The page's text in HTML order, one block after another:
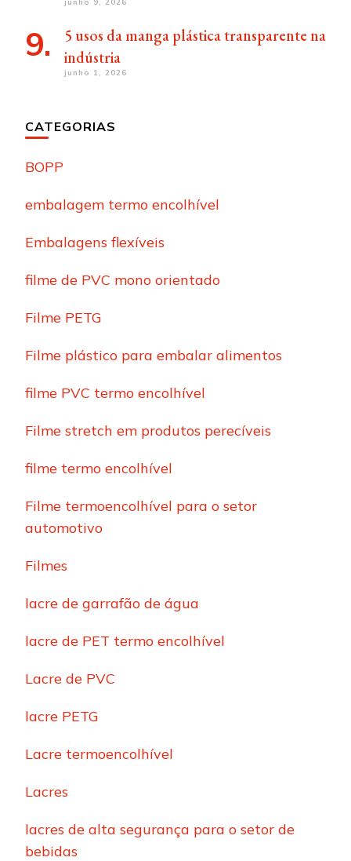
5 usos da manga plástica transparente na
indústria
junho 1, 2026
CATEGORIAS
BOPP
embalagem termo encolhível
Embalagens flexíveis
filme de PVC mono orientado
Filme PETG
Filme plástico para embalar alimentos
filme PVC termo encolhível
Filme stretch em produtos perecíveis
filme termo encolhível
Filme termoencolhível para o setor
automotivo
Filmes
lacre de garrafão de água
lacre de PET termo encolhível
Lacre de PVC
lacre PETG
Lacre termoencolhível
Lacres
lacres de alta segurança para o setor de
bebidas